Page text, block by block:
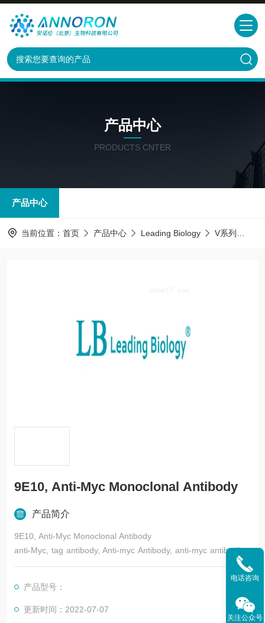
产品中心
PRODUCTS CNTER
产品中心
当前位置： 首页 产品中心 Leading Biology V系列
9E10, Anti-Myc Monoclonal Antibody
产品简介
9E10, Anti-Myc Monoclonal Antibody
anti-Myc, tag antibody, Anti-myc Antibody, anti-myc antibodies,
myc antibody, cmyc antibody, c-myc antibody, anti myc, anti cm
产品型号：
更新时间：2022-07-07
电话咨询
关注公众号